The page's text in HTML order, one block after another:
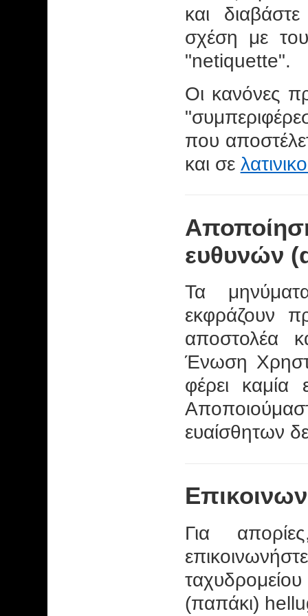
και
σχέση με
"netiquette".
Οι κανόνες
που
και σε
ευθυνών
Τα
εκφράζουν
αποστολέα
Ένωση
φέρει καμία
ευαίσθητων
Για
(παπάκι)